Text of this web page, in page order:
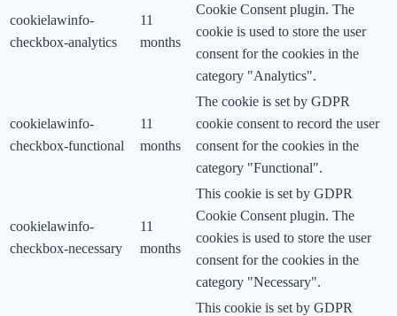
cookielawinfo-
checkbox-analytics
11
months
Cookie Consent plugin. The
cookie is used to store the user
consent for the cookies in the
category "Analytics".
cookielawinfo-
checkbox-functional
11
months
The cookie is set by GDPR
cookie consent to record the user
consent for the cookies in the
category "Functional".
cookielawinfo-
checkbox-necessary
11
months
This cookie is set by GDPR
Cookie Consent plugin. The
cookies is used to store the user
consent for the cookies in the
category "Necessary".
This cookie is set by GDPR